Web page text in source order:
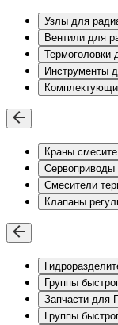
Узлы для
Вентили для
Термоголовки
Инструменты
Краны
Сервоприводы
Смесители
Клапаны
Группы
Запчасти для
Группы